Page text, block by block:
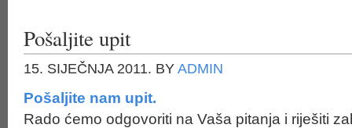
Pošaljite upit
15. SIJEČNJA 2011. BY ADMIN
Pošaljite nam upit.
Rado ćemo odgovoriti na Vaša pitanja i riješiti